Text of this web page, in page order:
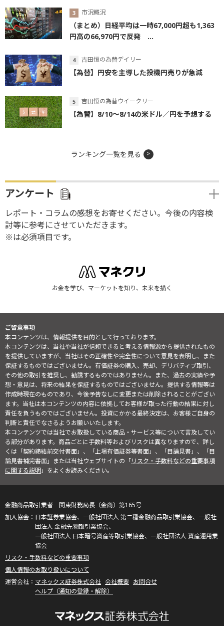
市況概況
（まとめ）日経平均は一時67,000円超も1,363
円高の66,970円で反発 ...
吉田恒の為替デイリー
【為替】円安を主導した投機円売りが急減
吉田恒の為替ウイークリー
【為替】8/10～8/14の米ドル／円を予想する
ランキング一覧を見る
アンケート
レポート・コラムの感想をお寄せください。今後の内容検
討等に参考にさせていただきます。
※は必須項目です。
お金を学び、マーケットを知り、未来を描く
ご留意事項
本コンテンツは、情報提供を目的として行っております。
本コンテンツは、当社や当社が信頼できると考える情報源から提供されたもの
を提供していますが、当社はその正確性や完全性について意見を表明し、また
保証するものではございません。有価証券の購入、売却、デリバティブ取引、
その他の取引を推奨し、勧誘するものではありません。また、過去の実績や予
想・意見は、将来の結果を保証するものではございません。提供する情報等は
作成時現在のものであり、今後予告なしに変更または削除されることがござい
ます。当社は本コンテンツの内容に依拠してお客様が取った行動の結果に対し
責任を負うものではございません。投資にかかる最終決定は、お客様ご自身の
判断と責任でなさるようお願いいたします。
本コンテンツでは当社でお取扱している商品・サービス等について言及してい
る部分があります。商品ごとに手数料等およびリスクは異なりますので、詳し
くは「契約締結前交付書面」、「上場有価証券等書面」、「目論見書」、「目
論見書補完書面」または当社ウェブサイトの「リスク・手数料などの重要事項
に関する説明」をよくお読みください。
金融商品取引業者 関東財務局長（金商）第165号
日本証券業協会、一般社団法人 第二種金融商品取引業協会、一般社
団法人 金融先物取引業協会、
一般社団法人 日本暗号資産等取引業協会、一般社団法人 資産運用業
協会
リスク・手数料などの重要事項
個人情報のお取り扱いについて
マネックス証券株式会社 会社概要 お問合せ
ヘルプ（通知の登録・解除）